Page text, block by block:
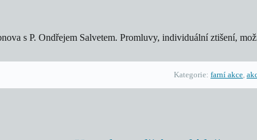
s P. Ondřejem Salvetem. Promluvy, individuální ztišení,
Kategorie: farní akce,